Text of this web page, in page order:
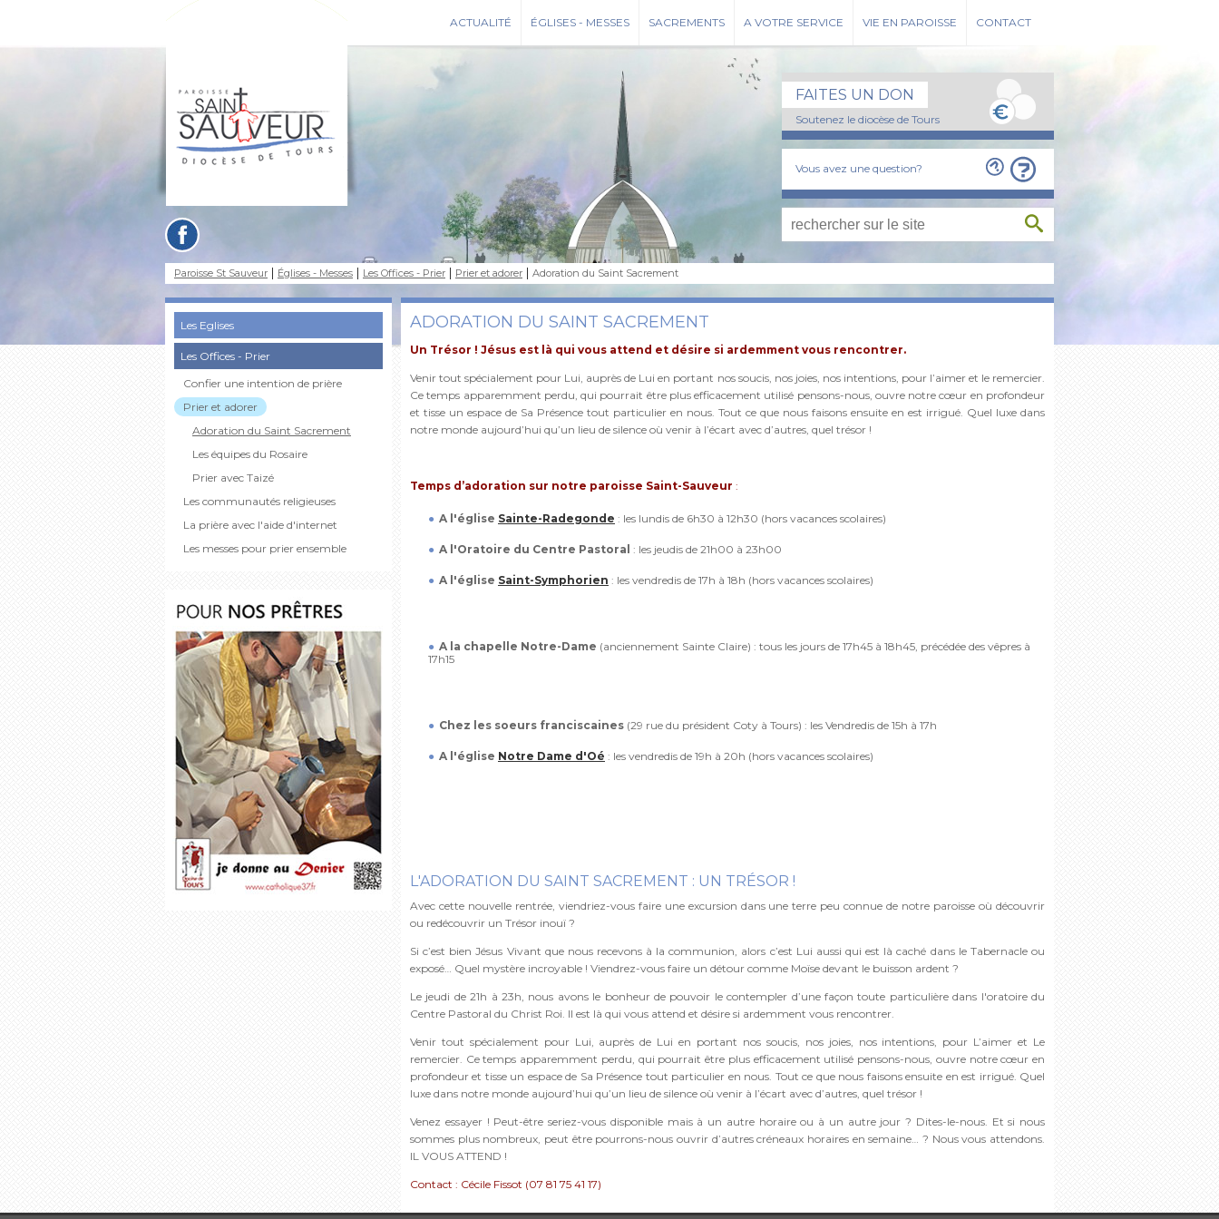
ACTUALITÉ ÉGLISES - MESSES SACREMENTS A VOTRE SERVICE VIE EN PAROISSE CONTACT
FAITES UN DON
Soutenez le diocèse de Tours
Vous avez une question?
Paroisse St Sauveur Églises - Messes Les Offices - Prier Prier et adorer Adoration du Saint Sacrement
Les Eglises
Les Offices - Prier
Confier une intention de prière
Prier et adorer
Adoration du Saint Sacrement
Les équipes du Rosaire
Prier avec Taizé
Les communautés religieuses
La prière avec l'aide d'internet
Les messes pour prier ensemble
ADORATION DU SAINT SACREMENT
Un Trésor ! Jésus est là qui vous attend et désire si ardemment vous rencontrer.
Venir tout spécialement pour Lui, auprès de Lui en portant nos soucis, nos joies, nos intentions, pour l’aimer et le remercier.
Ce temps apparemment perdu, qui pourrait être plus efficacement utilisé pensons-nous, ouvre notre cœur en profondeur
et tisse un espace de Sa Présence tout particulier en nous. Tout ce que nous faisons ensuite en est irrigué. Quel luxe dans
notre monde aujourd’hui qu’un lieu de silence où venir à l’écart avec d’autres, quel trésor !
Temps d’adoration sur notre paroisse Saint-Sauveur :
A l'église Sainte-Radegonde : les lundis de 6h30 à 12h30 (hors vacances scolaires)
A l'Oratoire du Centre Pastoral : les jeudis de 21h00 à 23h00
A l'église Saint-Symphorien : les vendredis de 17h à 18h (hors vacances scolaires)
A la chapelle Notre-Dame (anciennement Sainte Claire) : tous les jours de 17h45 à 18h45, précédée des vêpres à
17h15
Chez les soeurs franciscaines (29 rue du président Coty à Tours) : les Vendredis de 15h à 17h
A l'église Notre Dame d'Oé : les vendredis de 19h à 20h (hors vacances scolaires)
L'ADORATION DU SAINT SACREMENT : UN TRÉSOR !
Avec cette nouvelle rentrée, viendriez-vous faire une excursion dans une terre peu connue de notre paroisse où découvrir
ou redécouvrir un Trésor inouï ?
Si c’est bien Jésus Vivant que nous recevons à la communion, alors c’est Lui aussi qui est là caché dans le Tabernacle ou
exposé… Quel mystère incroyable ! Viendrez-vous faire un détour comme Moïse devant le buisson ardent ?
Le jeudi de 21h à 23h, nous avons le bonheur de pouvoir le contempler d’une façon toute particulière dans l'oratoire du
Centre Pastoral du Christ Roi. Il est là qui vous attend et désire si ardemment vous rencontrer.
Venir tout spécialement pour Lui, auprès de Lui en portant nos soucis, nos joies, nos intentions, pour L’aimer et Le
remercier. Ce temps apparemment perdu, qui pourrait être plus efficacement utilisé pensons-nous, ouvre notre cœur en
profondeur et tisse un espace de Sa Présence tout particulier en nous. Tout ce que nous faisons ensuite en est irrigué. Quel
luxe dans notre monde aujourd’hui qu’un lieu de silence où venir à l’écart avec d’autres, quel trésor !
Venez essayer ! Peut-être seriez-vous disponible mais à un autre horaire ou à un autre jour ? Dites-le-nous. Et si nous
sommes plus nombreux, peut être pourrons-nous ouvrir d’autres créneaux horaires en semaine… ? Nous vous attendons.
IL VOUS ATTEND !
Contact : Cécile Fissot (07 81 75 41 17)